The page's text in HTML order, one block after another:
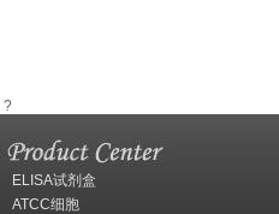
?
ELISA试剂盒
ATCC细胞